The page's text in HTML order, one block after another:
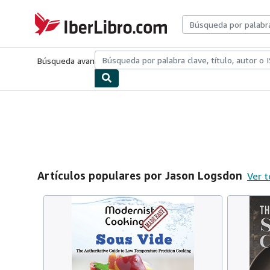
IberLibro.com
Búsqueda avanzadaColecciones Libros antiguosArte y
Artículos populares por Jason Logsdon Ver